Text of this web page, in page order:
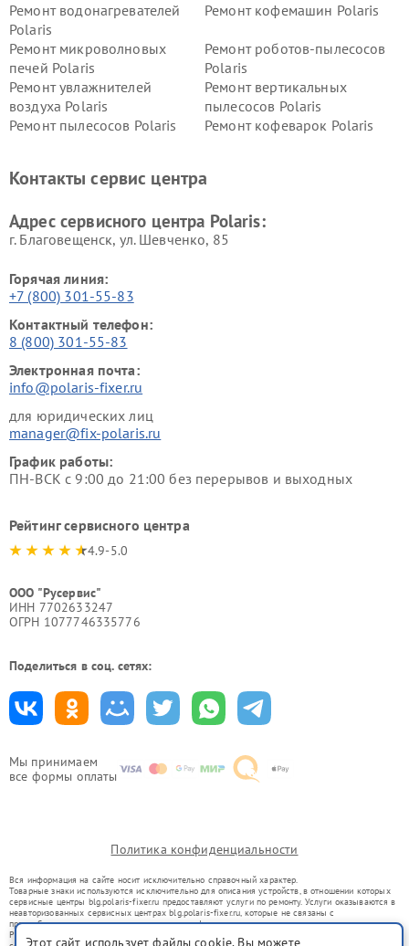
Мы принимаем
все формы оплаты
Ремонт водонагревателей
Polaris
Ремонт кофемашин Polaris
Ремонт микроволновых
печей Polaris
Ремонт роботов-пылесосов
Polaris
Ремонт увлажнителей
воздуха Polaris
Ремонт вертикальных
пылесосов Polaris
Ремонт пылесосов Polaris
Ремонт кофеварок Polaris
Контакты сервис центра
Адрес сервисного центра Polaris:
г. Благовещенск, ул. Шевченко, 85
Горячая линия:
+7 (800) 301-55-83
Контактный телефон:
8 (800) 301-55-83
Электронная почта:
info@polaris-fixer.ru
для юридических лиц
manager@fix-polaris.ru
График работы:
ПН-ВСК с 9:00 до 21:00 без перерывов и выходных
Рейтинг сервисного центра
4.9-5.0
ООО "Русервис"
ИНН 7702633247
ОГРН 1077746335776
Поделиться в соц. сетях:
Политика конфиденциальности
Вся информация на сайте носит исключительно справочный характер.
Товарные знаки используются исключительно для описания устройств, в отношении которых
сервисные центры blg.polaris-fixer.ru предоставляют услуги по ремонту. Услуги оказываются в
неавторизованных сервисных центрах blg.polaris-fixer.ru, которые не связаны с
правообладателями товарных знаков или их официальными представителями.
Ремонт осуществляется для устройств, уже введенных в гражданский оборот в соответствии
Этот сайт использует файлы cookie. Вы можете